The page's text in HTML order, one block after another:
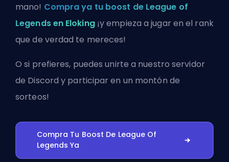
mano! Compra ya tu boost de League of
Legends en Eloking¡y empieza a jugar en el rank
que de verdad te mereces!
O si prefieres, puedesunirte a nuestro servidor
de Discord y participar en un montón de
sorteos!
Compra Tu Boost De League Of
Legends Ya